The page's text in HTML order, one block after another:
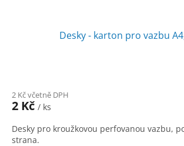
Desky - karton pro vazbu
2 Kč včetně DPH
2 Kč / ks
Desky pro kroužkovou perfovanou vazbu,
strana.